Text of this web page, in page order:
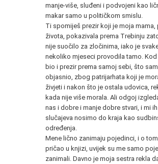
manje-više, sluđeni i podvojeni kao
makar samo u političkom smislu.
Ti spomiješ prezir koji je moja mama,
života, pokazivala prema Trebinju
nije suočilo za zločinima, iako je
nekoliko mjeseci provodila tamo. Kod
bio i prezir prema samoj sebi, što
objasnio, zbog patrijarhata koji je
živjeti i nakon što je ostala udovica,
kada nije više morala. Ali odgoj
nas i dobre i manje dobre stvari, i mi
slučajeva nosimo do kraja kao
određenja.
Mene lično zanimaju pojedinci, i o
pričao u knjizi, uvijek su me samo
zanimali. Davno je moja sestra rekla